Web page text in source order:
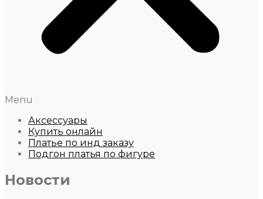
Menu
Аксессуары
Купить онлайн
Платье по инд заказу
Подгон платья по фигуре
Новости